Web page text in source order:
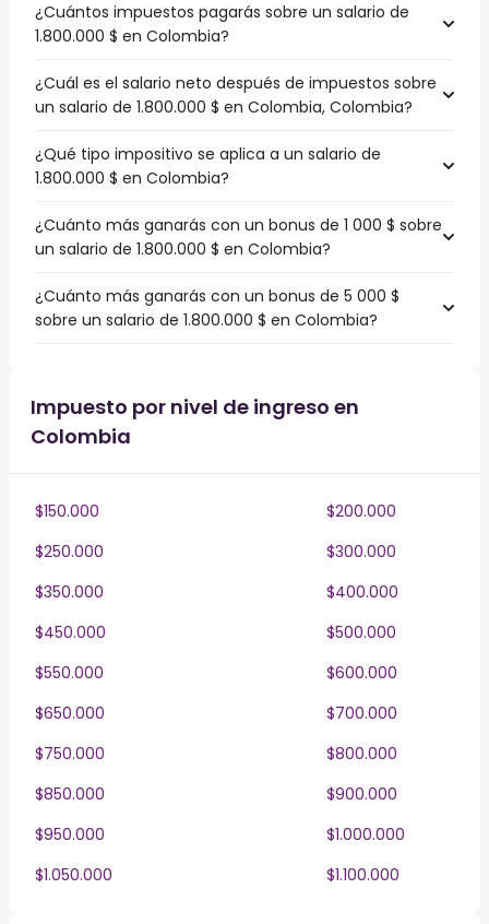
¿Cuántos impuestos pagarás sobre un salario de
1.800.000 $ en Colombia?
¿Cuál es el salario neto después de impuestos sobre
un salario de 1.800.000 $ en Colombia, Colombia?
¿Qué tipo impositivo se aplica a un salario de
1.800.000 $ en Colombia?
¿Cuánto más ganarás con un bonus de 1 000 $ sobre
un salario de 1.800.000 $ en Colombia?
¿Cuánto más ganarás con un bonus de 5 000 $
sobre un salario de 1.800.000 $ en Colombia?
Impuesto por nivel de ingreso en
Colombia
$150.000
$200.000
$250.000
$300.000
$350.000
$400.000
$450.000
$500.000
$550.000
$600.000
$650.000
$700.000
$750.000
$800.000
$850.000
$900.000
$950.000
$1.000.000
$1.050.000
$1.100.000